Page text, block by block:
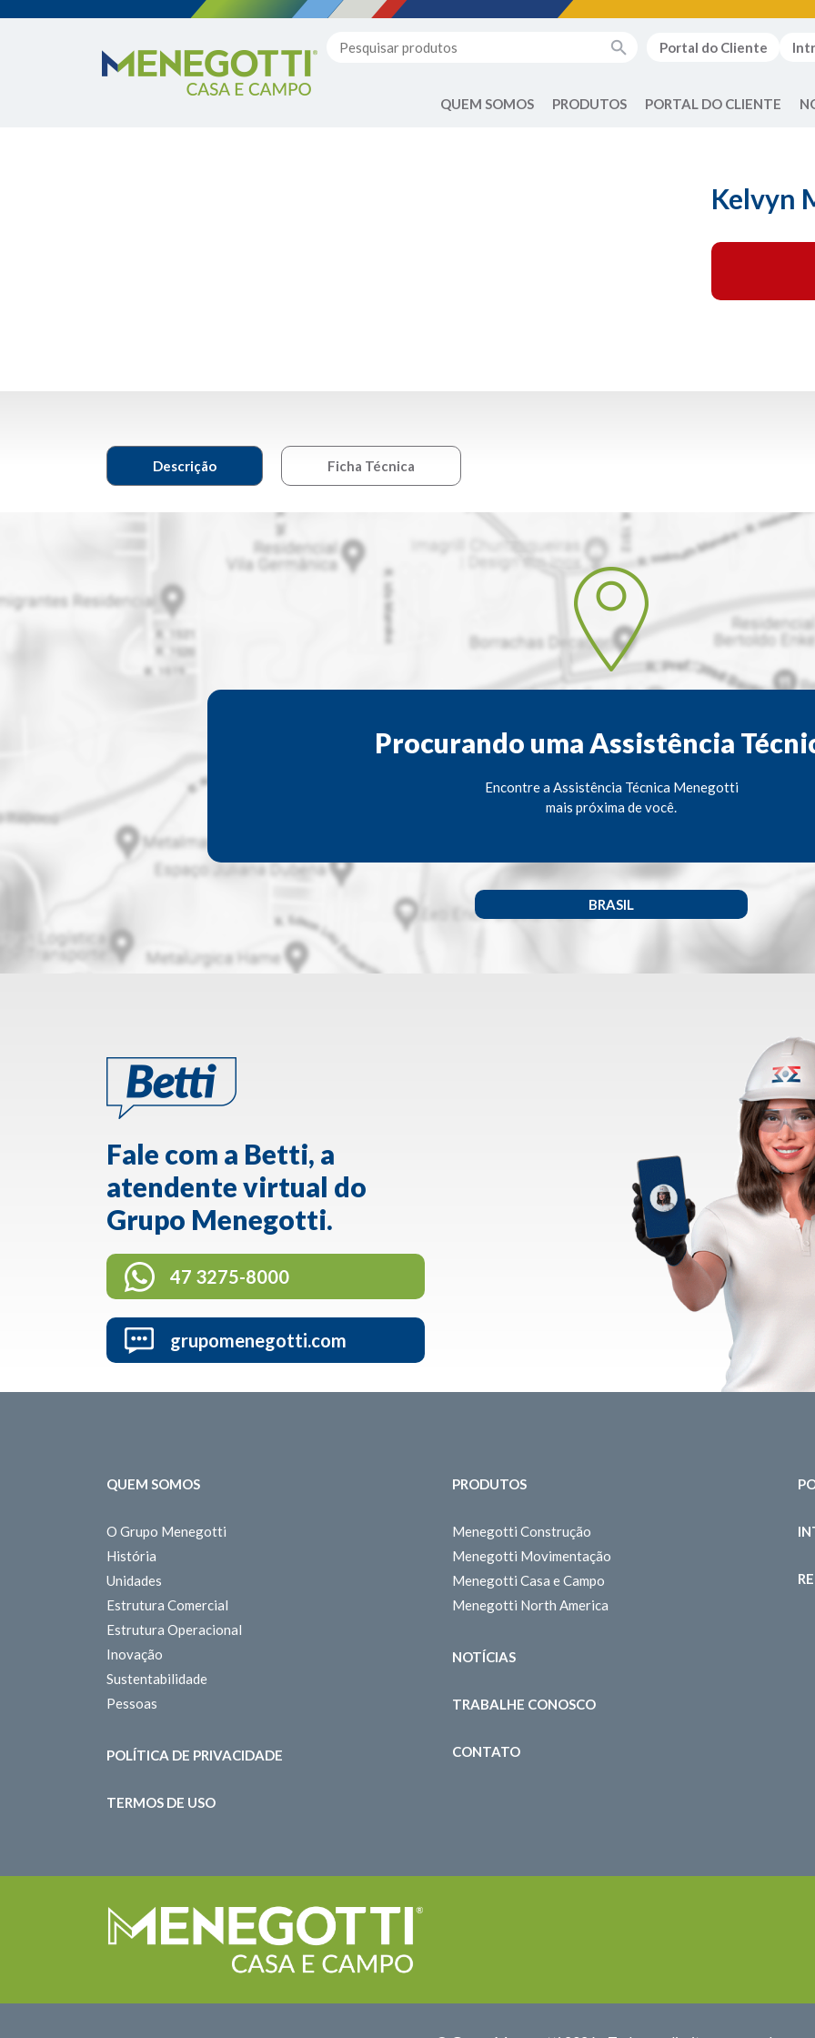
Portal do Cliente
QUEM SOMOS PRODUTOS PORTAL DO CLIENTE
Kelvyn
Descrição Ficha Técnica
Procurando uma Assistência
Encontre a Assistência Técnica Menegotti
mais próxima de você.
BRASIL
Fale com a Betti, a
atendente virtual do
Grupo Menegotti.
47 3275-8000
grupomenegotti.com
QUEM SOMOS
O Grupo Menegotti
História
Unidades
Estrutura Comercial
Estrutura Operacional
Inovação
Sustentabilidade
Pessoas
POLÍTICA DE PRIVACIDADE
TERMOS DE USO
PRODUTOS
Menegotti Construção
Menegotti Movimentação
Menegotti Casa e Campo
Menegotti North America
NOTÍCIAS
TRABALHE CONOSCO
CONTATO